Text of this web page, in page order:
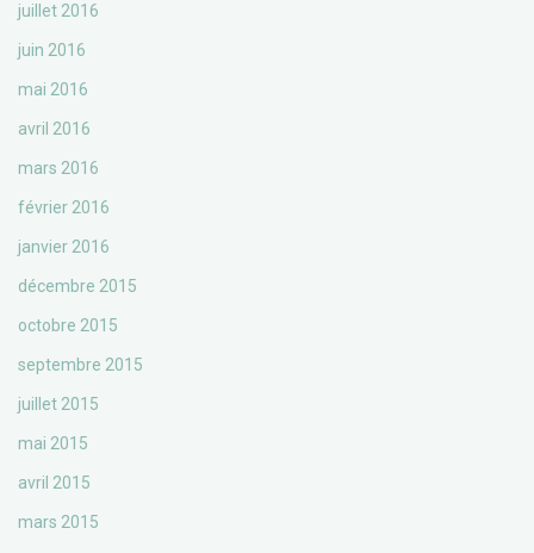
juillet 2016
juin 2016
mai 2016
avril 2016
mars 2016
février 2016
janvier 2016
décembre 2015
octobre 2015
septembre 2015
juillet 2015
mai 2015
avril 2015
mars 2015